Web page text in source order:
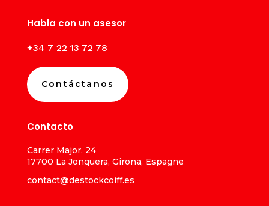
Habla con un asesor
+34 7 22 13 72 78
Contáctanos
Contacto
Carrer Major, 24
17700 La Jonquera, Girona, Espagne
contact@destockcoiff.es